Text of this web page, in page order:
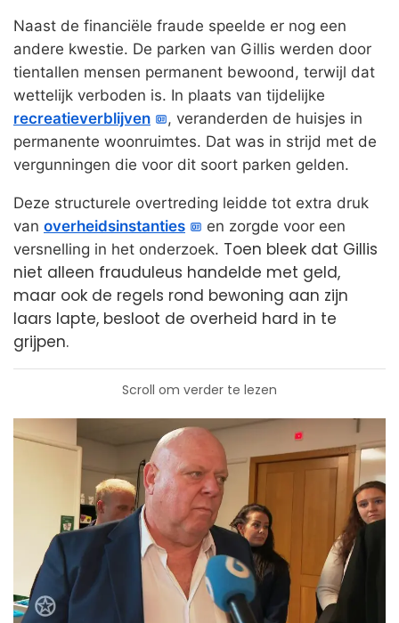
Naast de financiële fraude speelde er nog een
andere kwestie. De parken van Gillis werden door
tientallen mensen permanent bewoond, terwijl dat
wettelijk verboden is. In plaats van tijdelijke
recreatieverblijven
, veranderden de huisjes in
permanente woonruimtes. Dat was in strijd met de
vergunningen die voor dit soort parken gelden.
Deze structurele overtreding leidde tot extra druk
van overheidsinstanties
en zorgde voor een
versnelling in het onderzoek. Toen bleek dat Gillis
niet alleen frauduleus handelde met geld,
maar ook de regels rond bewoning aan zijn
laars lapte, besloot de overheid hard in te
grijpen.
Scroll om verder te lezen